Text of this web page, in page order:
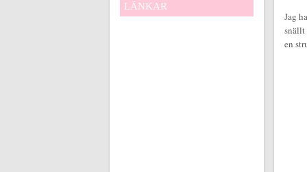
Jag
snällt
en
LÄNKAR